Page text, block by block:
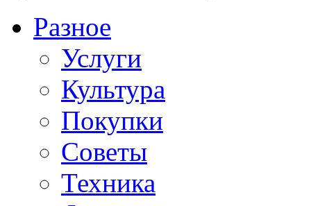
Разное
Услуги
Культура
Покупки
Советы
Техника